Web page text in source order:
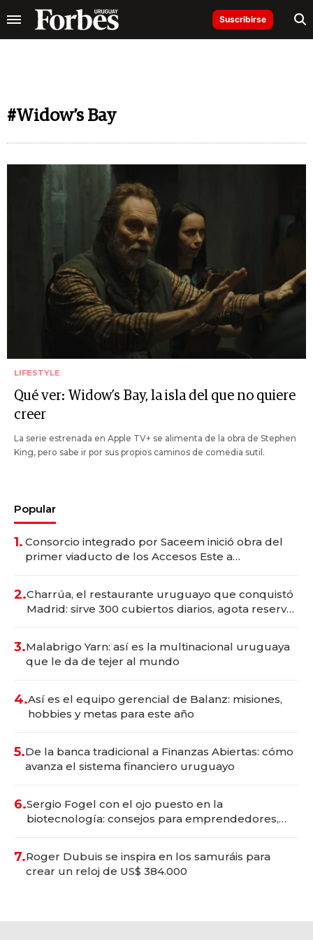
Suscribirse
#Widow’s Bay
LIFESTYLE
Qué ver: Widow’s Bay, la isla del que no quiere
creer
La serie estrenada en Apple TV+ se alimenta de la obra de Stephen
King, pero sabe ir por sus propios caminos de comedia sutil.
Popular
1. Consorcio integrado por Saceem inició obra del
primer viaducto de los Accesos Este a
2.Charrúa, el restaurante uruguayo que conquistó
Madrid: sirve 300 cubiertos diarios, agota reservas
3.Malabrigo Yarn: así es la multinacional uruguaya
que le da de tejer al mundo
4.Así es el equipo gerencial de Balanz: misiones,
hobbies y metas para este año
5.De la banca tradicional a Finanzas Abiertas: cómo
avanza el sistema financiero uruguayo
6.Sergio Fogel con el ojo puesto en la
biotecnología: consejos para emprendedores,
7.Roger Dubuis se inspira en los samuráis para
crear un reloj de US$ 384.000